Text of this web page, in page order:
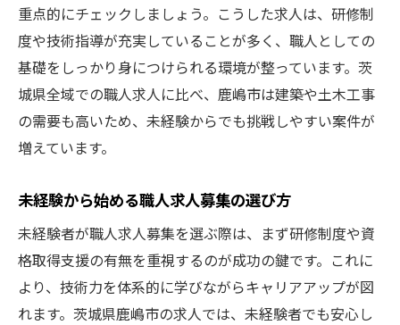
重点的にチェックしましょう。こうした求人は、研修制
度や技術指導が充実していることが多く、職人としての
基礎をしっかり身につけられる環境が整っています。茨
城県全域での職人求人に比べ、鹿嶋市は建築や土木工事
の需要も高いため、未経験からでも挑戦しやすい案件が
増えています。
未経験から始める職人求人募集の選び方
未経験者が職人求人募集を選ぶ際は、まず研修制度や資
格取得支援の有無を重視するのが成功の鍵です。これに
より、技術力を体系的に学びながらキャリアアップが図
れます。茨城県鹿嶋市の求人では、未経験者でも安心し